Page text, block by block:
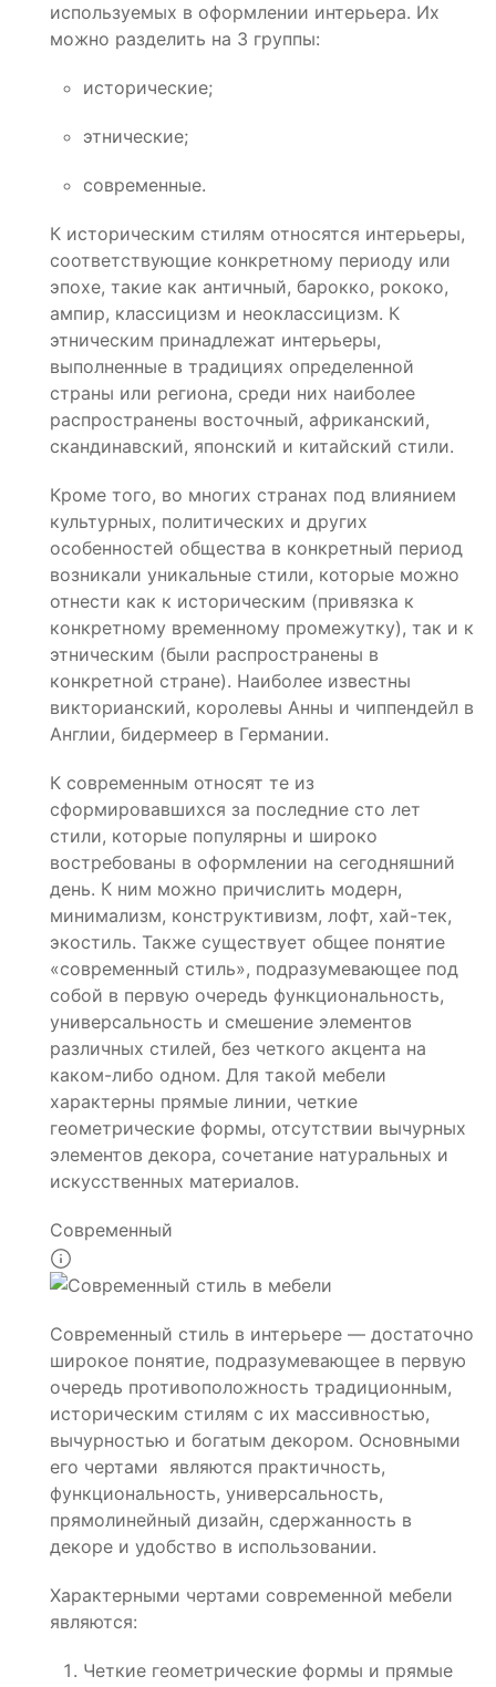
используемых в оформлении интерьера. Их
можно разделить на 3 группы:
исторические;
этнические;
современные.
К историческим стилям относятся интерьеры,
соответствующие конкретному периоду или
эпохе, такие как античный, барокко, рококо,
ампир, классицизм и неоклассицизм. К
этническим принадлежат интерьеры,
выполненные в традициях определенной
страны или региона, среди них наиболее
распространены восточный, африканский,
скандинавский, японский и китайский стили.
Кроме того, во многих странах под влиянием
культурных, политических и других
особенностей общества в конкретный период
возникали уникальные стили, которые можно
отнести как к историческим (привязка к
конкретному временному промежутку), так и к
этническим (были распространены в
конкретной стране). Наиболее известны
викторианский, королевы Анны и чиппендейл в
Англии, бидермеер в Германии.
К современным относят те из
сформировавшихся за последние сто лет
стили, которые популярны и широко
востребованы в оформлении на сегодняшний
день. К ним можно причислить модерн,
минимализм, конструктивизм, лофт, хай-тек,
экостиль. Также существует общее понятие
«современный стиль», подразумевающее под
собой в первую очередь функциональность,
универсальность и смешение элементов
различных стилей, без четкого акцента на
каком-либо одном. Для такой мебели
характерны прямые линии, четкие
геометрические формы, отсутствии вычурных
элементов декора, сочетание натуральных и
искусственных материалов.
Современный
Современный стиль в интерьере — достаточно
широкое понятие, подразумевающее в первую
очередь противоположность традиционным,
историческим стилям с их массивностью,
вычурностью и богатым декором. Основными
его чертами являются практичность,
функциональность, универсальность,
прямолинейный дизайн, сдержанность в
декоре и удобство в использовании.
Характерными чертами современной мебели
являются:
Четкие геометрические формы и прямые